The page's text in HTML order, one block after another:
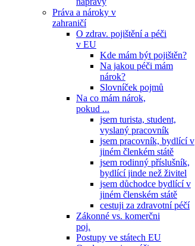
Práva a nároky v
zahraničí
O zdrav. pojištění a péči
v EU
Kde mám být pojištěn?
Na jakou péči mám
nárok?
Slovníček pojmů
Na co mám nárok,
pokud ...
jsem turista, student,
vyslaný pracovník
jsem pracovník, bydlící v
jiném členkém státě
jsem rodinný příslušník,
bydlící jinde než živitel
jsem důchodce bydlící v
jiném členském státě
cestuji za zdravotní péčí
Zákonné vs. komerčni
poj.
Postupy ve státech EU